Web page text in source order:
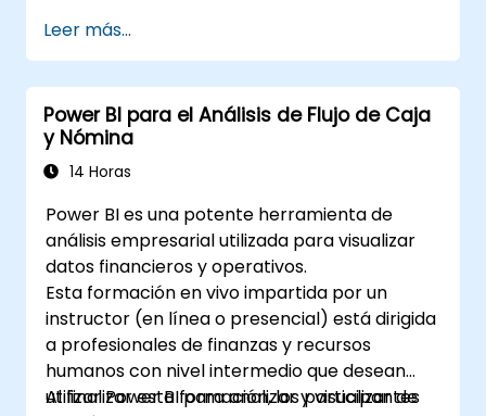
Leer más...
Power BI para el Análisis de Flujo de Caja
y Nómina
14 Horas
Power BI es una potente herramienta de
análisis empresarial utilizada para visualizar
datos financieros y operativos.
Esta formación en vivo impartida por un
instructor (en línea o presencial) está dirigida
a profesionales de finanzas y recursos
humanos con nivel intermedio que desean
utilizar Power BI para analizar y visualizar de
Al finalizar esta formación, los participantes